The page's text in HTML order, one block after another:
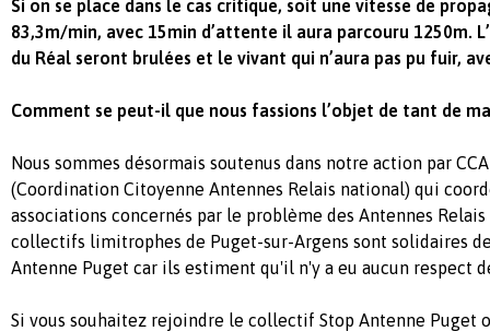
Si on se place dans le cas critique, soit une vitesse de
83,3m/min, avec 15min d’attente il aura parcouru 1250m.
du Réal seront brulées et le vivant qui n’aura pas pu fuir,
Comment se peut-il que nous fassions l’objet de tant de
Nous sommes désormais soutenus dans notre action par
(Coordination Citoyenne Antennes Relais national) qui
associations concernés par le problème des Antennes
collectifs limitrophes de Puget-sur-Argens sont solidaires
Antenne Puget car ils estiment qu'il n'y a eu aucun respect
Si vous souhaitez rejoindre le collectif Stop Antenne Puget